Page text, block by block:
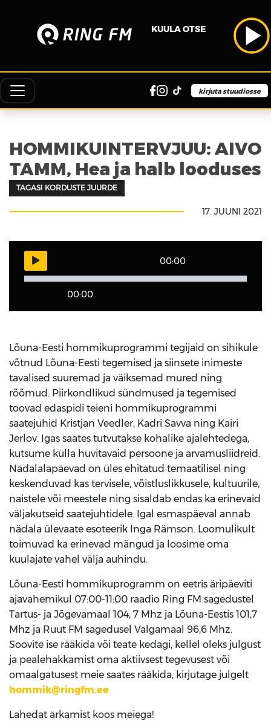
KUULA OTSE
kirjuta stuudiosse
HOMMIKUINTERVJUU: AIVO
TAMM, Hea ja halb looduses
TAGASI KORDUSTE JUURDE
17. JUUNI 2021
00:00
00:00
Lõuna-Eesti hommikuprogrammi tegijaid on sihikule
võtnud Lõuna-Eesti tegemised ja siinsete inimeste
tavalised suuremad ja väiksemad mured ning
rõõmud. Piirkondlikud sündmused ja tegemised
toovad edaspidi teieni hommikuprogrammi
saatejuhid Kristjan Veedler, Kadri Savva ning Kairi
Jerlov. Igas saates tutvutakse kohalike ajalehtedega,
kutsume külla huvitavaid persoone ja arvamusliidreid.
Nädalalapäevad on üles ehitatud temaatilisel ning
keskenduvad kas tervisele, võistluslikkusele, kultuurile,
naistele või meestele ning sisaldab endas ka erinevaid
väljakutseid saatejuhtidele. Igal esmaspäeval annab
nädala ülevaate esoteerik Inga Rämson. Loomulikult
toimuvad ka erinevad mängud ja loosime oma
kuulajate vahel välja auhindu.
Lõuna-Eesti hommikuprogramm on eetris äripäeviti
ajavahemikul 07:00-11:00 raadio Ring FM sagedustel
Tartus- ja Jõgevamaal 104, 7 Mhz ja Lõuna-Eestis 101,7
Mhz ja Ruut FM sagedusel Valgamaal 96,6 Mhz.
Soovite ise rääkida või teate kedagi, kellel oleks julgust
ja pealehakkamist oma aktiivsest tegevusest või
omaalgatusest meie saates rääkida, kirjutage julgelt
hommik@ringfm.ee
Lahedat ärkamist koos meiega!